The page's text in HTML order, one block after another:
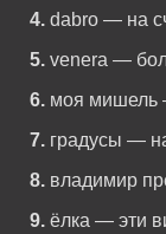
4. dabro — на
5. venera —
6. моя мишель
7. градусы —
8. владимир
9. ёлка — эти